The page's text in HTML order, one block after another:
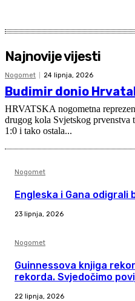
Najnovije vijesti
Nogomet 24 lipnja, 2026
Budimir donio
HRVATSKA nogometna
drugog kola Svjetskog prvenstva
1:0 i tako ostala...
Nogomet
Engleska i Gana odigrali
23 lipnja, 2026
Nogomet
Guinnessova knjiga
rekorda. Svjedočimo
22 lipnja, 2026